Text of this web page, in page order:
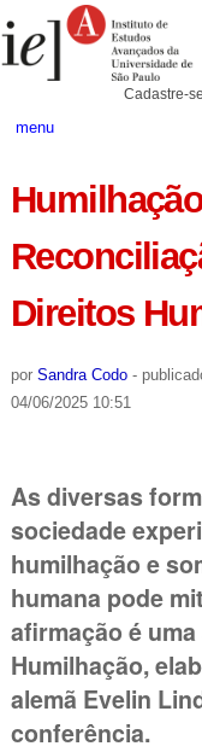
para
conteúdo.
Pessoais
Cadastre-se
menu
Direitos
por Sandra Codo -
04/06/2025 10:51
As diversas
sociedade
humilhação e
humana pode
afirmação é
Humilhação,
alemã Evelin
conferência.